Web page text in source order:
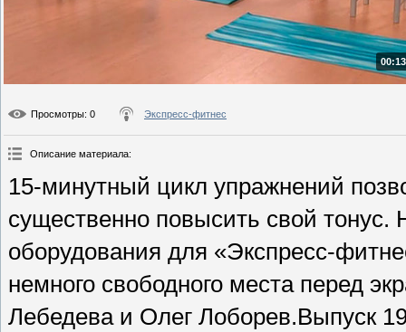
Просмотры: 0 Экспресс-фитнес
Описание материала:
15-минутный цикл упражнений
существенно повысить свой
оборудования для «Экспресс-
немного свободного места перед
Лебедева и Олег Лоборев.Выпуск